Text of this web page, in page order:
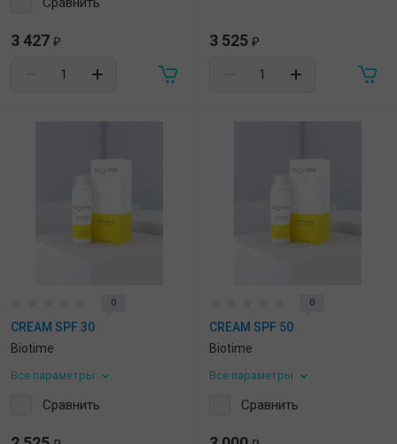
3 427 ₽ 3 525 ₽
0
CREAM SPF 30
Biotime
Все параметры
Сравнить
0
CREAM SPF 50
Biotime
Все параметры
Сравнить